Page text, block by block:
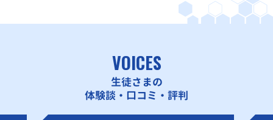
VOICES
生徒さまの
体験談・口コミ・評判